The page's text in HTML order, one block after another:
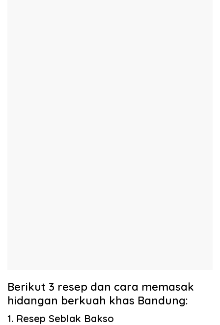
Berikut 3 resep dan cara memasak
hidangan berkuah khas Bandung:
1. Resep Seblak Bakso